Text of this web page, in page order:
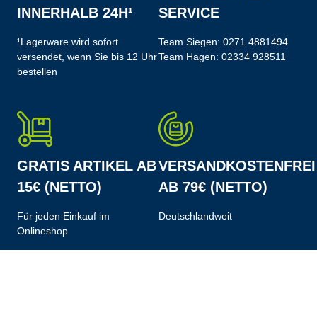
INNERHALB 24H¹
¹Lagerware wird sofort
versendet, wenn Sie bis 12 Uhr
bestellen
SERVICE
Team Siegen: 0271 4881494
Team Hagen: 02334 928511
GRATIS ARTIKEL AB
15€ (NETTO)
Für jeden Einkauf im
Onlineshop
VERSANDKOSTENFREI
AB 79€ (NETTO)
Deutschlandweit